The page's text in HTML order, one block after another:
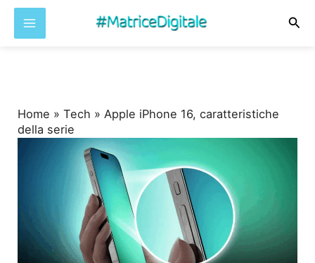
Home »Tech »Apple iPhone 16, caratteristiche
della serie